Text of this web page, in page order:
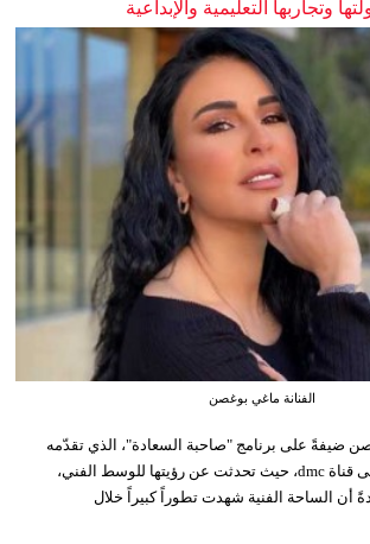
وتجاربها التعليمية والإبداعية
الفنانة ماغي بوغصن
ضيفةً على برنامج "صاحبة السعادة"، الذي تقدّمه
الفنانة إسعاد يونس على قناة dmc، حيث تحدثت عن رؤيتها للوسط الفني،
أن الساحة الفنية شهدت تطوراً كبيراً خلال